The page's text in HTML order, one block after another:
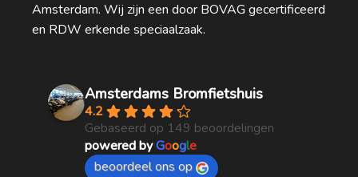
Amsterdam. Wij zijn een door BOVAG gecertificeerd
en RDW erkende speciaalzaak.
Amsterdams Bromfietshuis
4.2
Gebaseerd op 149 beoordelingen
powered byGoogle
beoordeel ons op